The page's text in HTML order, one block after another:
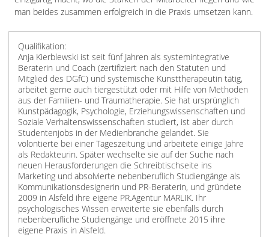
man beides zusammen erfolgreich in die Praxis umsetzen kann.
Qualifikation:
Anja Kierblewski ist seit fünf Jahren als systemintegrative
Beraterin und Coach (zertifiziert nach den Statuten und
Mitglied des DGfC) und systemische Kunsttherapeutin tätig,
arbeitet gerne auch tiergestützt oder mit Hilfe von Methoden
aus der Familien- und Traumatherapie. Sie hat ursprünglich
Kunstpädagogik, Psychologie, Erziehungswissenschaften und
Soziale Verhaltenswissenschaften studiert, ist aber durch
Studentenjobs in der Medienbranche gelandet. Sie
volontierte bei einer Tageszeitung und arbeitete einige Jahre
als Redakteurin. Später wechselte sie auf der Suche nach
neuen Herausforderungen die Schreibtischseite ins
Marketing und absolvierte nebenberuflich Studiengänge als
Kommunikationsdesignerin und PR-Beraterin, und gründete
2009 in Alsfeld ihre eigene PR.Agentur MARLIK. Ihr
psychologisches Wissen erweiterte sie ebenfalls durch
nebenberufliche Studiengänge und eröffnete 2015 ihre
eigene Praxis in Alsfeld.